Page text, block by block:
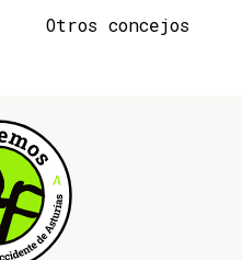
Otros concejos